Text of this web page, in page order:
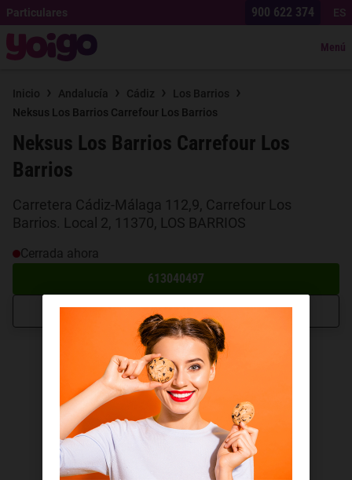
Particulares 900 622 374 ES
Menú
Inicio › Andalucía › Cádiz › Los Barrios ›
Neksus Los Barrios Carrefour Los Barrios
Neksus Los Barrios Carrefour Los
Barrios
Carretera Cádiz-Málaga 112,9, Carrefour Los
Barrios. Local 2, 11370, LOS BARRIOS
Cerrada ahora
613040497
Cómo llegar